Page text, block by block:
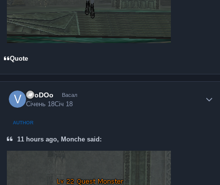
Quote
VooDOo Васал
Січень 18Січ 18
AUTHOR
11 hours ago, Monche said: